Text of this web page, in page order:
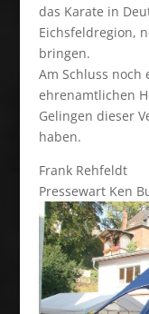
das Karate in
Eichsfeldregion,
bringen.
Am Schluss noch
ehrenamtlichen
Gelingen dieser
haben.
Frank Rehfeldt
Pressewart Ken